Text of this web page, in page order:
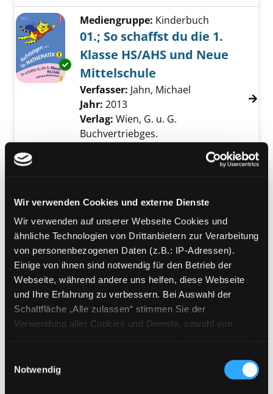
Wir verwenden Cookies und externe Dienste
Wir verwenden auf unserer Webseite Cookies und
ähnliche Technologien von Drittanbietern zur Verarbeitung
von personenbezogenen Daten (z.B.: IP-Adressen).
Einige von ihnen sind notwendig für den Betrieb der
Webseite, während andere uns helfen, diese Webseite
und Ihre Erfahrung zu verbessern. Bei Auswahl der
Schaltfläche „Alle zulassen“ stimmen Sie der
Verwendung aller Cookies und Dienste, sowohl von
Cookies von Drittanbietern, eine Verarbeitung in
unsicheren Drittländern (Länder außerhalb des EWR
Notwendig
Exemplar-Details von 01.; So schaffst du die
Mediengruppe: Kinderbuch
01.; So schaffst du die 1.
Klasse HS/AHS und Neue
Mittelschule
Verfasser: Jahn, Michael
Jahr: 2013
Verlag: Wien, G. u. G.
Buchvertriebges.
Aufsteigen
Exemplar-Details von 02.; So schaffst du die
Mediengruppe:Kinderbuch
02.; So schaffst du die 2.
Klasse HS/AHS und Neue
Mittelschule
Verfasser: Jahn, Michael
Suche nach
2013
Verlag:
Wien, G. u. G.
Buchvertriebges.